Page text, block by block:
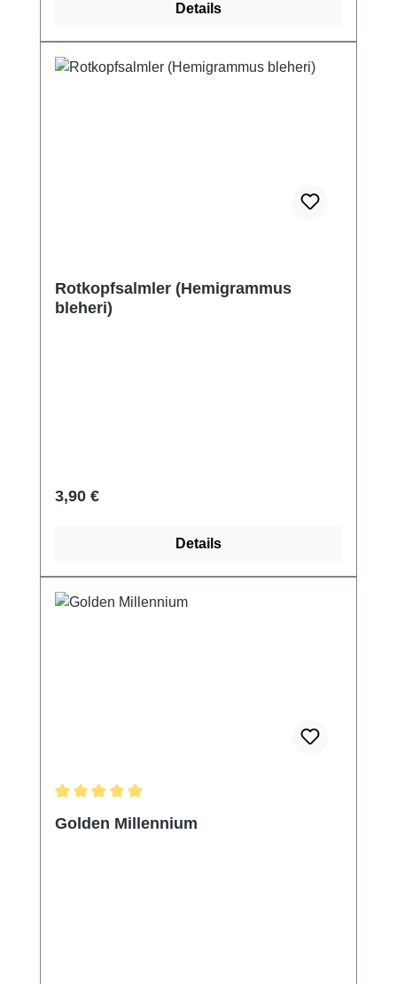
Details
Rotkopfsalmler (Hemigrammus
bleheri)
Regulärer Preis:
3,90 €
Details
Golden Millennium